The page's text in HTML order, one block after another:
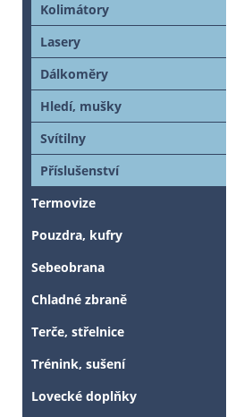
Kolimátory
Lasery
Dálkoměry
Hledí, mušky
Svítilny
Příslušenství
Termovize
Pouzdra, kufry
Sebeobrana
Chladné zbraně
Terče, střelnice
Trénink, sušení
Lovecké doplňky